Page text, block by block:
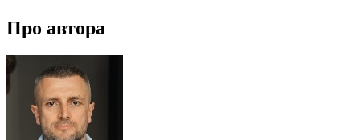
Про автора